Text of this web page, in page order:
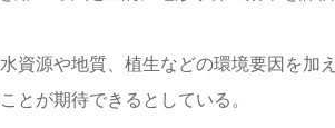
資源や地質、植生などの環境要因を加
とが期待できるとしている。